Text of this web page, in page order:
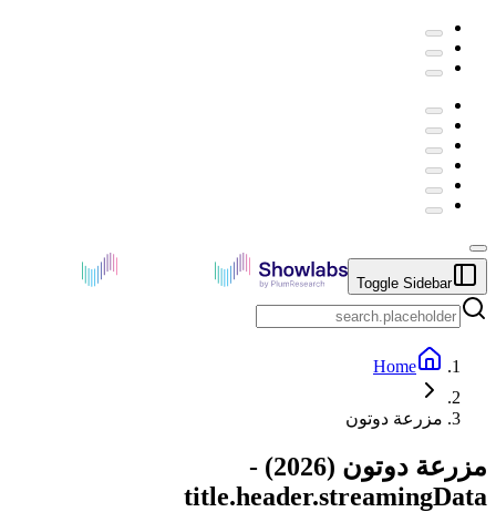
Toggle Sidebar
Home
مزرعة دوتون
مزرعة دوتون (
2026
) -
title.header.streamingData